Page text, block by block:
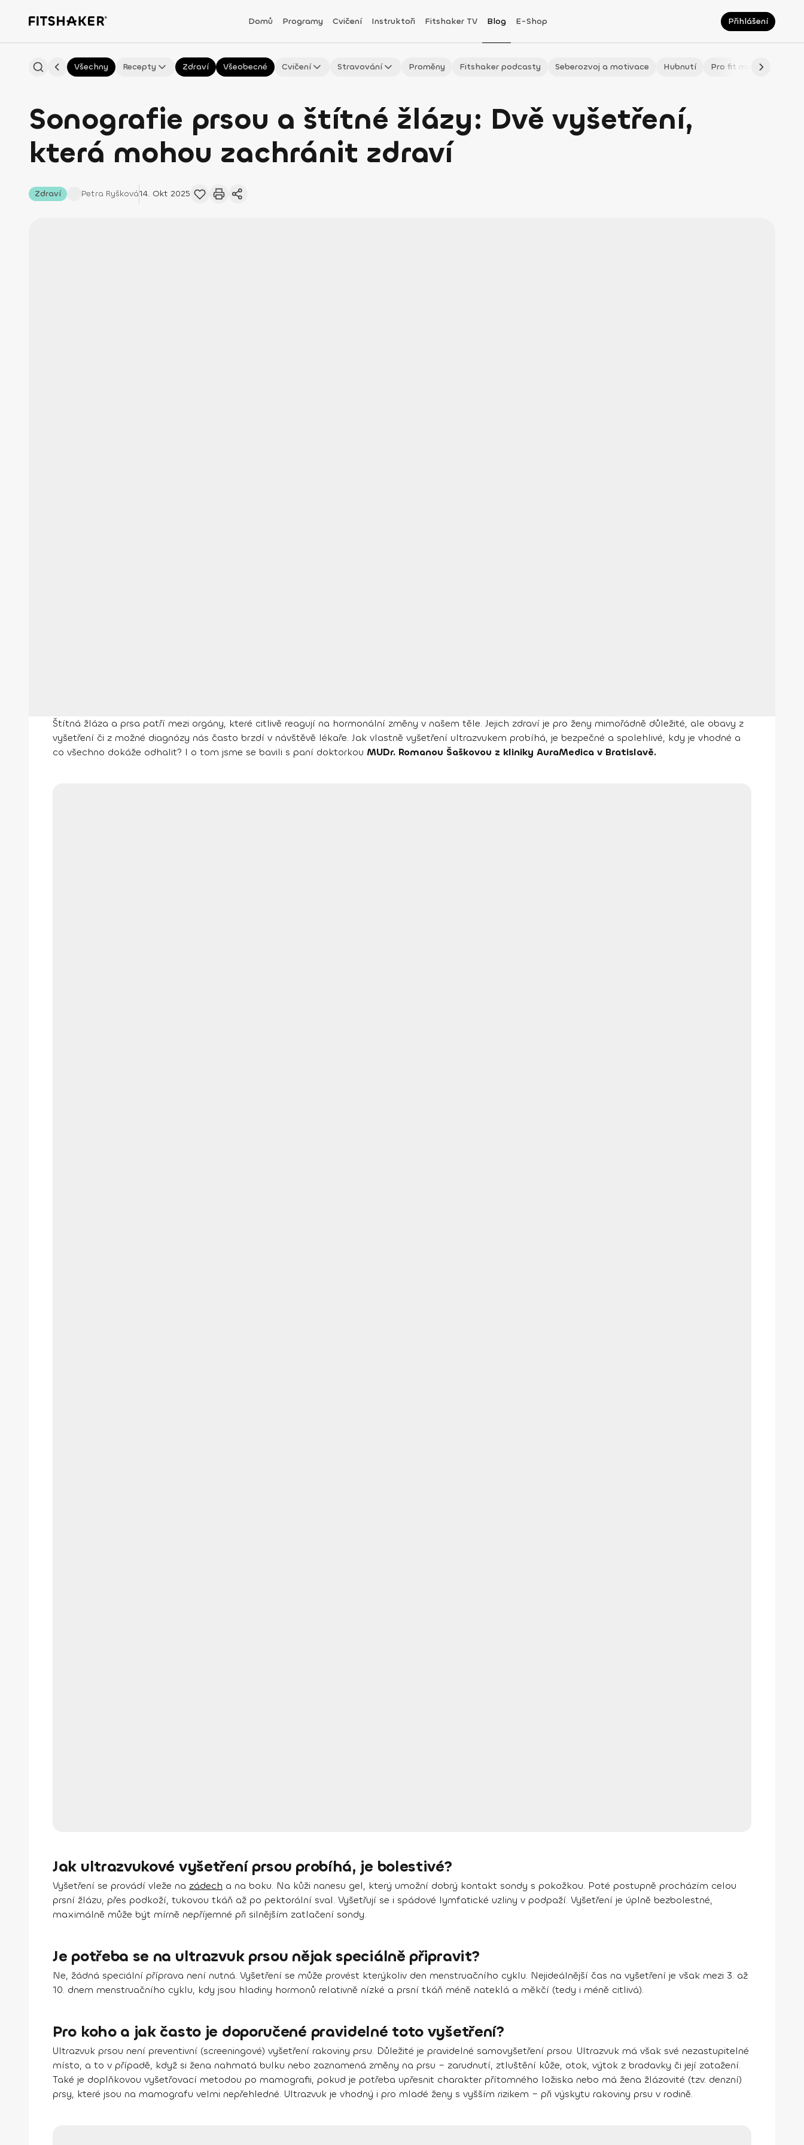
Domů Programy Cvičení Instruktoři Fitshaker TV Blog E-Shop Přihlášení
Všechny Recepty Zdraví Všeobecné Cvičení Stravování Proměny Fitshaker podcasty Seberozvoj a motivace Hubnutí Pro fit maminky
Sonografie prsou a štítné žlázy: Dvě vyšetření,
která mohou zachránit zdraví
Zdraví Petra Ryšková14. Okt 2025
Štítná žláza a prsa patří mezi orgány, které citlivě reagují na hormonální změny v našem těle. Jejich zdraví je pro ženy mimořádně důležité, ale obavy z
vyšetření či z možné diagnózy nás často brzdí v návštěvě lékaře. Jak vlastně vyšetření ultrazvukem probíhá, je bezpečné a spolehlivé, kdy je vhodné a
co všechno dokáže odhalit? I o tom jsme se bavili s paní doktorkou MUDr. Romanou Šaškovou z kliniky AuraMedica v Bratislavě.
Jak ultrazvukové vyšetření prsou probíhá, je bolestivé?
Vyšetření se provádí vleže na zádech a na boku. Na kůži nanesu gel, který umožní dobrý kontakt sondy s pokožkou. Poté postupně procházím celou
prsní žlázu, přes podkoží, tukovou tkáň až po pektorální sval. Vyšetřují se i spádové lymfatické uzliny v podpaží. Vyšetření je úplně bezbolestné,
maximálně může být mírně nepříjemné při silnějším zatlačení sondy.
Je potřeba se na ultrazvuk prsou nějak speciálně připravit?
Ne, žádná speciální příprava není nutná. Vyšetření se může provést kterýkoliv den menstruačního cyklu. Nejideálnější čas na vyšetření je však mezi 3. až
10. dnem menstruačního cyklu, kdy jsou hladiny hormonů relativně nízké a prsní tkáň méně nateklá a měkčí (tedy i méně citlivá).
Pro koho a jak často je doporučené pravidelné toto vyšetření?
Ultrazvuk prsou není preventivní (screeningové) vyšetření rakoviny prsu. Důležité je pravidelné samovyšetření prsou. Ultrazvuk má však své nezastupitelné
místo, a to v případě, když si žena nahmatá bulku nebo zaznamená změny na prsu – zarudnutí, ztluštění kůže, otok, výtok z bradavky či její zatažení.
Také je doplňkovou vyšetřovací metodou po mamografii, pokud je potřeba upřesnit charakter přítomného ložiska nebo má žena žlázovité (tzv. denzní)
prsy, které jsou na mamografu velmi nepřehledné. Ultrazvuk je vhodný i pro mladé ženy s vyšším rizikem – při výskytu rakoviny prsu v rodině.